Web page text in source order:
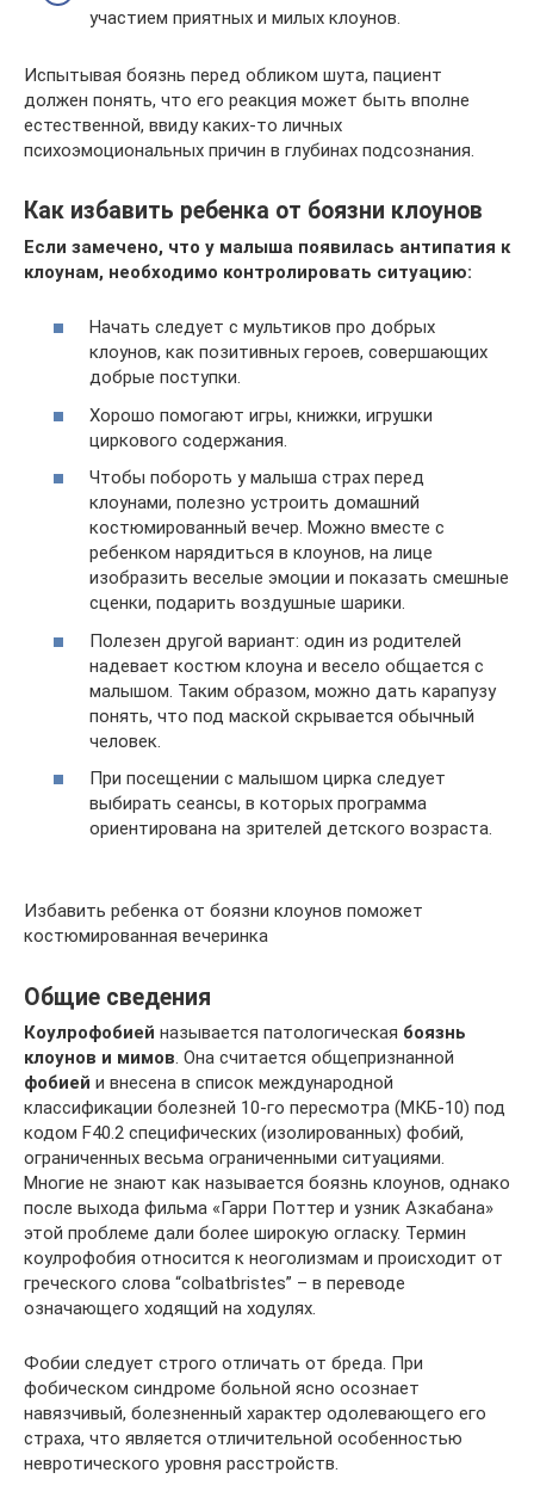
участием приятных и милых клоунов.
Испытывая боязнь перед обликом шута, пациент
должен понять, что его реакция может быть вполне
естественной, ввиду каких-то личных
психоэмоциональных причин в глубинах подсознания.
Как избавить ребенка от боязни клоунов
Если замечено, что у малыша появилась антипатия к
клоунам, необходимо контролировать ситуацию:
Начать следует с мультиков про добрых
клоунов, как позитивных героев, совершающих
добрые поступки.
Хорошо помогают игры, книжки, игрушки
циркового содержания.
Чтобы побороть у малыша страх перед
клоунами, полезно устроить домашний
костюмированный вечер. Можно вместе с
ребенком нарядиться в клоунов, на лице
изобразить веселые эмоции и показать смешные
сценки, подарить воздушные шарики.
Полезен другой вариант: один из родителей
надевает костюм клоуна и весело общается с
малышом. Таким образом, можно дать карапузу
понять, что под маской скрывается обычный
человек.
При посещении с малышом цирка следует
выбирать сеансы, в которых программа
ориентирована на зрителей детского возраста.
Избавить ребенка от боязни клоунов поможет
костюмированная вечеринка
Общие сведения
Коулрофобией называется патологическая боязнь
клоунов и мимов. Она считается общепризнанной
фобией и внесена в список международной
классификации болезней 10-го пересмотра (МКБ-10) под
кодом F40.2 специфических (изолированных) фобий,
ограниченных весьма ограниченными ситуациями.
Многие не знают как называется боязнь клоунов, однако
после выхода фильма «Гарри Поттер и узник Азкабана»
этой проблеме дали более широкую огласку. Термин
коулрофобия относится к неоголизмам и происходит от
греческого слова “colbatbristes” – в переводе
означающего ходящий на ходулях.
Фобии следует строго отличать от бреда. При
фобическом синдроме больной ясно осознает
навязчивый, болезненный характер одолевающего его
страха, что является отличительной особенностью
невротического уровня расстройств.